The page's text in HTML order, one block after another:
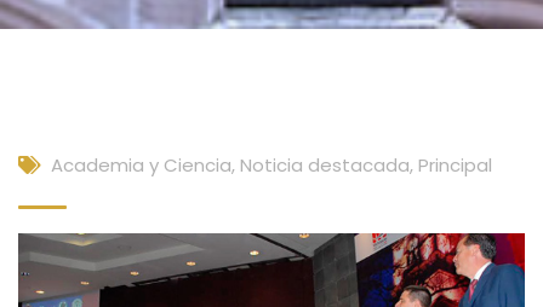
Academia y Ciencia, Noticia destacada, Principal